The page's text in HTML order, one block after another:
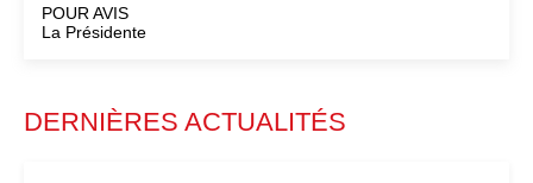
POUR AVIS
La Présidente
DERNIÈRES ACTUALITÉS